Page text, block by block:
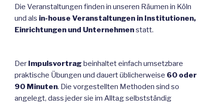
Die Veranstaltungen finden in unseren Räumen in Köln
und als in-house Veranstaltungen in Institutionen,
Einrichtungen und Unternehmenstatt.
Der Impulsvortrag beinhaltet einfach umsetzbare
praktische Übungen und dauert üblicherweise 60 oder
90 Minuten. Die vorgestellten Methoden sind so
angelegt, dass jeder sie im Alltag selbstständig